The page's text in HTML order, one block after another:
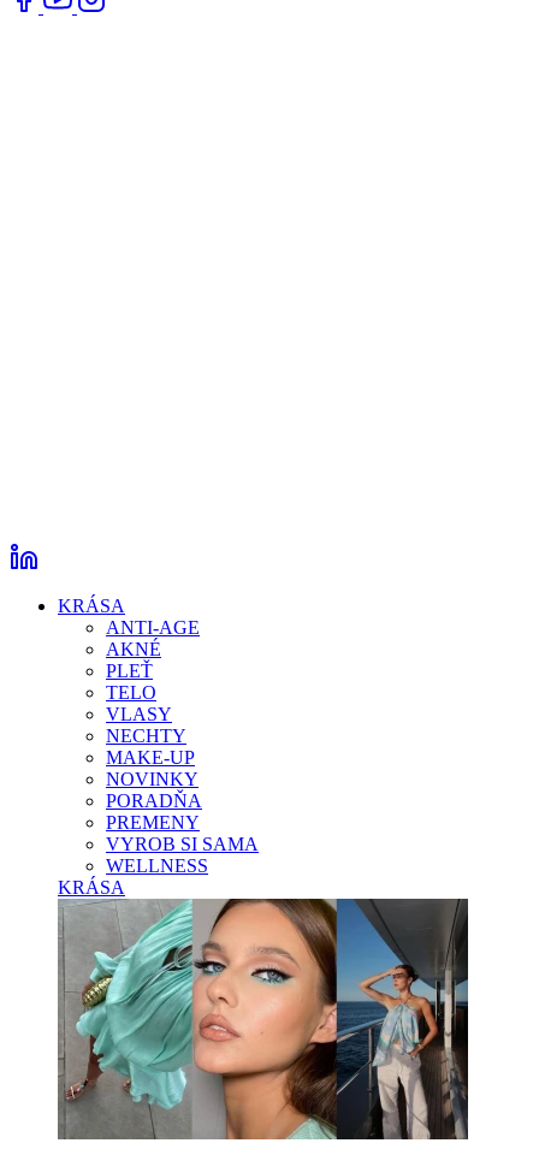
KRÁSA
ANTI-AGE
AKNÉ
PLEŤ
TELO
VLASY
NECHTY
MAKE-UP
NOVINKY
PORADŇA
PREMENY
VYROB SI SAMA
WELLNESS
KRÁSA